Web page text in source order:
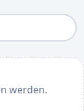
werden.